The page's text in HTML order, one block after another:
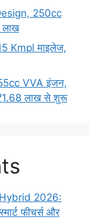
250cc
Kmpl माइलेज,
VVA इंजन,
लाख से शुरू
2026:
फीचर्स और